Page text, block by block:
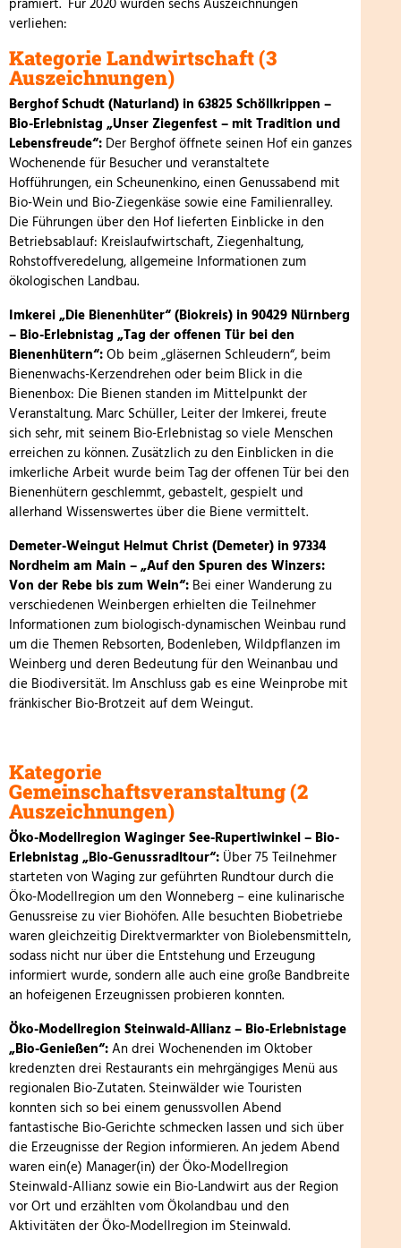
prämiert. Für 2020 wurden sechs Auszeichnungen
verliehen:
Kategorie Landwirtschaft (3
Auszeichnungen)
Berghof Schudt (Naturland) in 63825 Schöllkrippen –
Bio-Erlebnistag „Unser Ziegenfest – mit Tradition und
Lebensfreude“: Der Berghof öffnete seinen Hof ein ganzes
Wochenende für Besucher und veranstaltete
Hofführungen, ein Scheunenkino, einen Genussabend mit
Bio-Wein und Bio-Ziegenkäse sowie eine Familienralley.
Die Führungen über den Hof lieferten Einblicke in den
Betriebsablauf: Kreislaufwirtschaft, Ziegenhaltung,
Rohstoffveredelung, allgemeine Informationen zum
ökologischen Landbau.
Imkerei „Die Bienenhüter“ (Biokreis) in 90429 Nürnberg
– Bio-Erlebnistag „Tag der offenen Tür bei den
Bienenhütern“:Ob beim „gläsernen Schleudern“, beim
Bienenwachs-Kerzendrehen oder beim Blick in die
Bienenbox: Die Bienen standen im Mittelpunkt der
Veranstaltung. Marc Schüller, Leiter der Imkerei, freute
sich sehr, mit seinem Bio-Erlebnistag so viele Menschen
erreichen zu können. Zusätzlich zu den Einblicken in die
imkerliche Arbeit wurde beim Tag der offenen Tür bei den
Bienenhütern geschlemmt, gebastelt, gespielt und
allerhand Wissenswertes über die Biene vermittelt.
Demeter-Weingut Helmut Christ (Demeter) in 97334
Nordheim am Main – „Auf den Spuren des Winzers:
Von der Rebe bis zum Wein“: Bei einer Wanderung zu
verschiedenen Weinbergen erhielten die Teilnehmer
Informationen zum biologisch-dynamischen Weinbau rund
um die Themen Rebsorten, Bodenleben, Wildpflanzen im
Weinberg und deren Bedeutung für den Weinanbau und
die Biodiversität. Im Anschluss gab es eine Weinprobe mit
fränkischer Bio-Brotzeit auf dem Weingut.
Kategorie
Gemeinschaftsveranstaltung (2
Auszeichnungen)
Öko-Modellregion Waginger See-Rupertiwinkel– Bio-
Erlebnistag „Bio-Genussradltour“: Über 75 Teilnehmer
starteten von Waging zur geführten Rundtour durch die
Öko-Modellregion um den Wonneberg – eine kulinarische
Genussreise zu vier Biohöfen. Alle besuchten Biobetriebe
waren gleichzeitig Direktvermarkter von Biolebensmitteln,
sodass nicht nur über die Entstehung und Erzeugung
informiert wurde, sondern alle auch eine große Bandbreite
an hofeigenen Erzeugnissen probieren konnten.
Öko-Modellregion Steinwald-Allianz – Bio-Erlebnistage
„Bio-Genießen“:An drei Wochenenden im Oktober
kredenzten drei Restaurants ein mehrgängiges Menü aus
regionalen Bio-Zutaten. Steinwälder wie Touristen
konnten sich so bei einem genussvollen Abend
fantastische Bio-Gerichte schmecken lassen und sich über
die Erzeugnisse der Region informieren. An jedem Abend
waren ein(e) Manager(in) der Öko-Modellregion
Steinwald-Allianz sowie ein Bio-Landwirt aus der Region
vor Ort und erzählten vom Ökolandbau und den
Aktivitäten der Öko-Modellregion im Steinwald.